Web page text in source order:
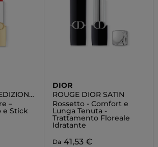
–
e Stick
DIOR
ROUGE DIOR SATIN
Rossetto - Comfort e
Lunga Tenuta -
Trattamento Floreale
Idratante
Da 41,53 €